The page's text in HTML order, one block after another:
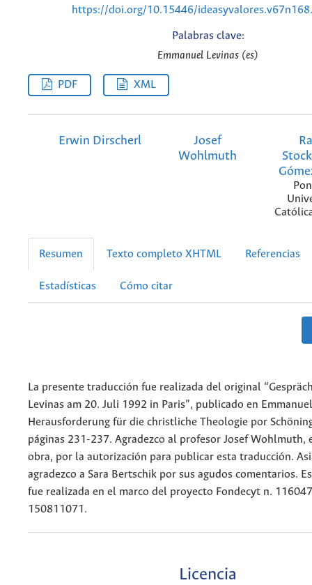
https://doi.org/10.15446/
Palabras clave:
Emmanuel Levinas (es)
PDF XML
Erwin Dirscherl
Josef
Wohlmuth
Resumen Texto completo XHTML Referencias
Estadísticas Cómo citar
La presente traducción fue realizada del original
Levinas am 20. Juli 1992 in Paris”, publicado en
Herausforderung für die christliche Theologie por
páginas 231-237. Agradezco al profesor Josef Wohlmuth,
obra, por la autorización para publicar esta traducción.
agradezco a Sara Bertschik por sus agudos comentarios.
fue realizada en el marco del proyecto Fondecyt n.
150811071.
Licencia